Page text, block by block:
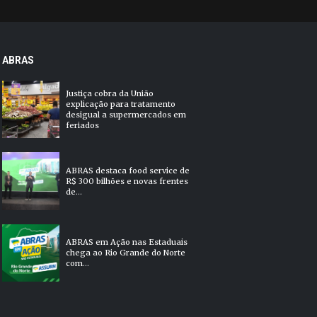
ABRAS
Justiça cobra da União
explicação para tratamento
desigual a supermercados em
feriados
ABRAS destaca food service de
R$ 300 bilhões e novas frentes
de...
ABRAS em Ação nas Estaduais
chega ao Rio Grande do Norte
com...